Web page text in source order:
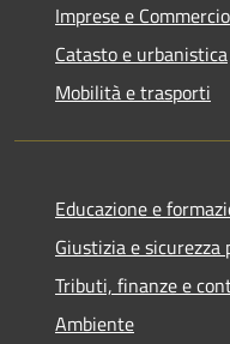
Imprese e Commercio
Catasto e urbanistica
Mobilità e trasporti
Educazione e
Giustizia e sicurezza
Tributi, finanze e
Ambiente